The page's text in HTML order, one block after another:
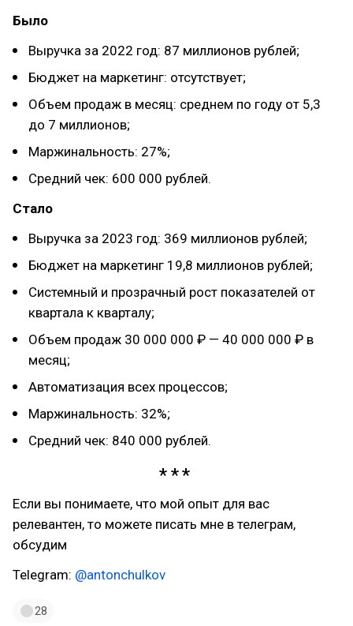
Было
Выручка за 2022 год: 87 миллионов рублей;
Бюджет на маркетинг: отсутствует;
Объем продаж в месяц: среднем по году от 5,3
до 7 миллионов;
Маржинальность: 27%;
Средний чек: 600 000 рублей.
Стало
Выручка за 2023 год: 369 миллионов рублей;
Бюджет на маркетинг 19,8 миллионов рублей;
Системный и прозрачный рост показателей от
квартала к кварталу;
Объем продаж 30 000 000 ₽ — 40 000 000 ₽ в
месяц;
Автоматизация всех процессов;
Маржинальность: 32%;
Средний чек: 840 000 рублей.
Если вы понимаете, что мой опыт для вас
релевантен, то можете писать мне в телеграм,
обсудим
Telegram: @antonchulkov
28